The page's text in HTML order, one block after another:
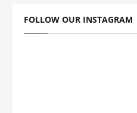
FOLLOW OUR INSTAGRAM